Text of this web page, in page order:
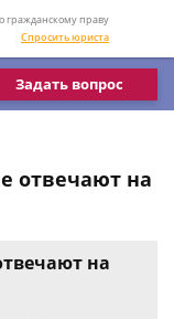
гражданскому праву
Спросить юриста
Задать вопрос
отвечают на
на